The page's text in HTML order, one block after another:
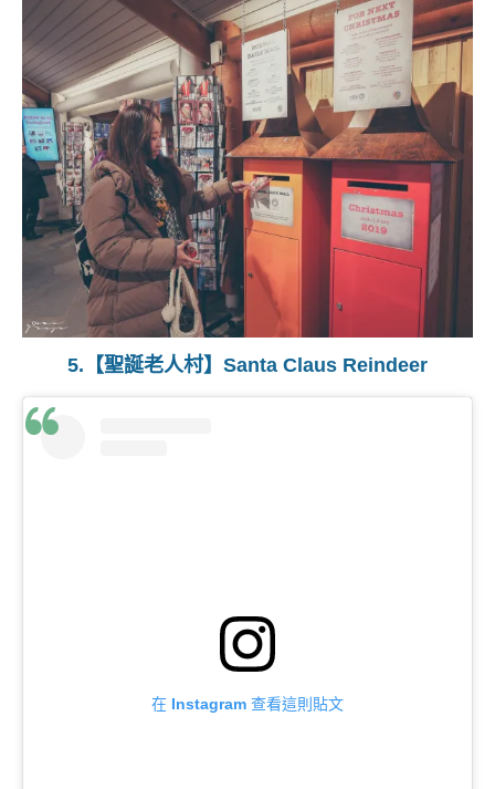
5.【聖誕老人村】Santa Claus Reindeer
在 Instagram 查看這則貼文